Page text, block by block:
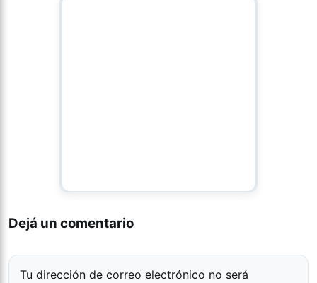
Dejá un comentario
Tu dirección de correo electrónico no será